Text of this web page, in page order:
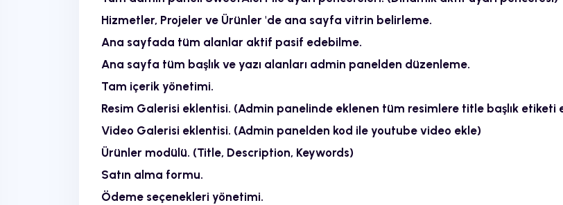
Hizmetler, Projeler ve Ürünler 'de ana sayfa vitrin belirleme.
Ana sayfada tüm alanlar aktif pasif edebilme.
Ana sayfa tüm başlık ve yazı alanları admin panelden düzenleme.
Tam içerik yönetimi.
Resim Galerisi eklentisi. (Admin panelinde eklenen tüm resimlere title başlık etiketi
Video Galerisi eklentisi. (Admin panelden kod ile youtube video ekle)
Ürünler modülü. (Title, Description, Keywords)
Satın alma formu.
Ödeme seçenekleri yönetimi.